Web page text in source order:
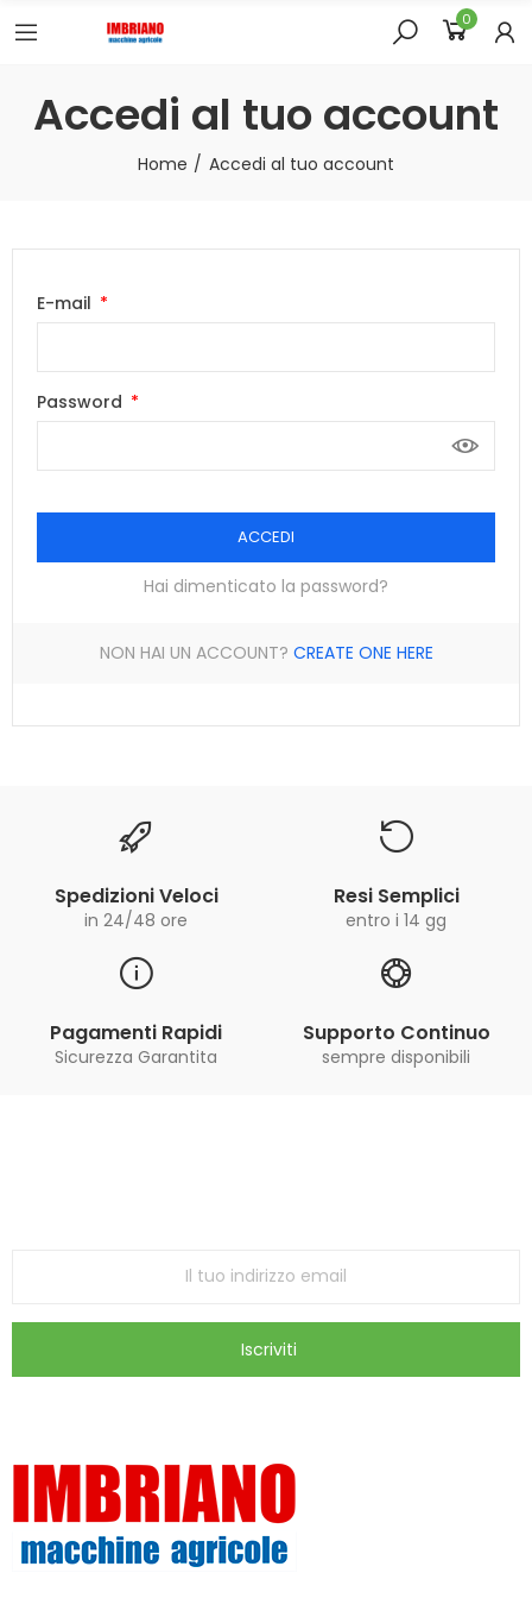
0
Accedi al tuo account
Home Accedi al tuo account
E-mail
Password
ACCEDI
Hai dimenticato la password?
NON HAI UN ACCOUNT? CREATE ONE HERE
Spedizioni Veloci
in 24/48 ore
Resi Semplici
entro i 14 gg
Pagamenti Rapidi
Sicurezza Garantita
Supporto Continuo
sempre disponibili
Iscriviti